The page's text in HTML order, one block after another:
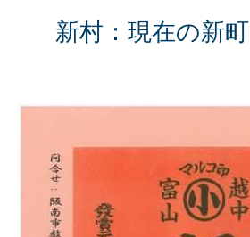
新村：現在の新町